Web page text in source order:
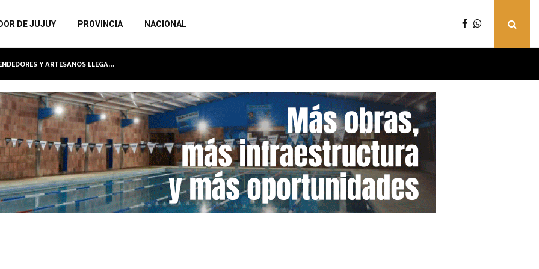
DE JUJUY PROVINCIA NACIONAL
Y ARTESANOS LLEGA…